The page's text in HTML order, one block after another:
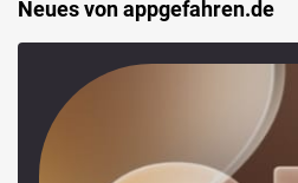
Neues von appgefahren.de